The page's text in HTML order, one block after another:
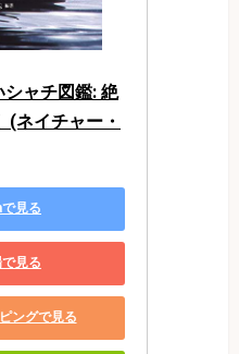
ャチ図鑑: 絶
(ネイチャー・
見る
見る
ングで見る